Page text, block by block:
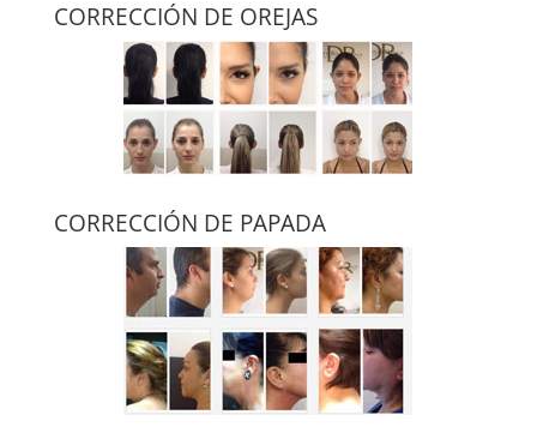
CORRECCIÓN DE OREJAS
CORRECCIÓN DE PAPADA